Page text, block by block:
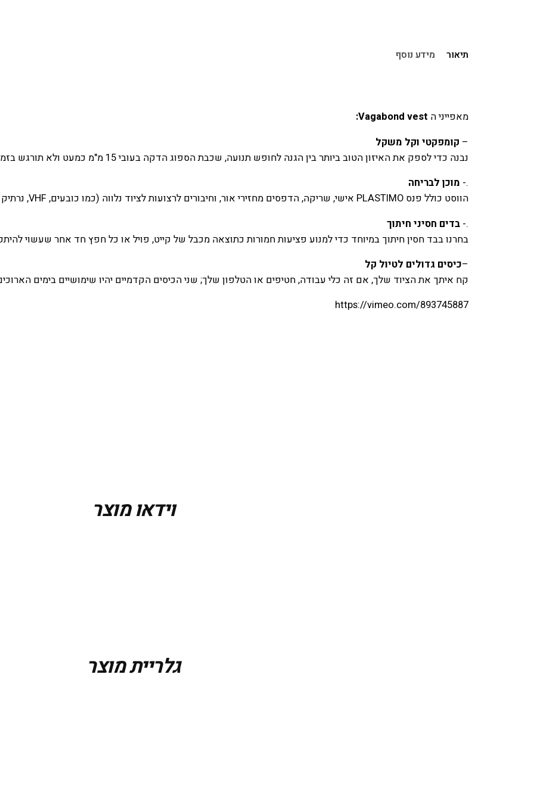
תיאור מידע נוסף
מאפייני ה Vagabond vest
:
– קומפקטי וקל משקל
נבנה כדי לספק את האיזון הטוב ביותר בין הגנה לחופש תנועה, שכבת הספוג הדקה בעובי 15 מ"מ כמעט ולא תורגש בזמן
.- מוכן לבריחה
הווסט כולל פנס PLASTIMO אישי, שריקה, הדפסים מחזירי אור, וחיבורים לרצועות לציוד נלווה (כמו כובעים, VHF, נרתיק לטלפון ועוד).
.-בדים חסיני חיתוך
בחרנו בבד חסין חיתוך במיוחד כדי למנוע פציעות חמורות כתוצאה מכבל של קייט, פויל או כל חפץ חד אחר שעשוי
–כיסים גדולים לטיול קל
קח איתך את הציוד שלך, אם זה כלי עבודה, חטיפים או הטלפון שלך; שני הכיסים הקדמיים יהיו שימושיים בימים
https://vimeo.com/893745887
וידאו מוצר
גלריית מוצר